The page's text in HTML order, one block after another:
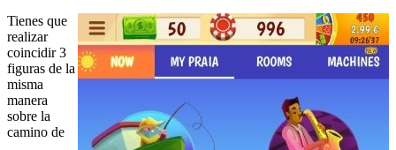
Tienes que
realizar
coincidir 3
figuras de la
misma
manera
sobre la
camino de